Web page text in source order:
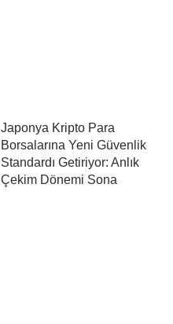
Japonya Kripto Para
Borsalarına Yeni Güvenlik
Standardı Getiriyor: Anlık
Çekim Dönemi Sona